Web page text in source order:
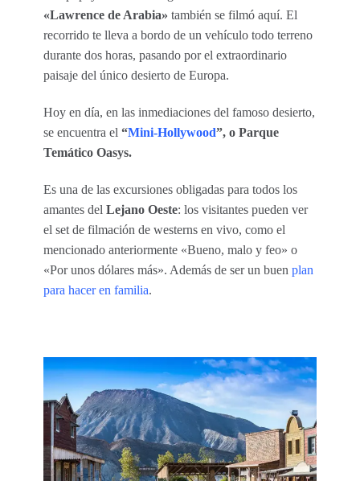
«Lawrence de Arabia» también se filmó aquí. El
recorrido te lleva a bordo de un vehículo todo terreno
durante dos horas, pasando por el extraordinario
paisaje del único desierto de Europa.
Hoy en día, en las inmediaciones del famoso desierto,
se encuentra el “Mini-Hollywood”, o Parque
Temático Oasys.
Es una de las excursiones obligadas para todos los
amantes del Lejano Oeste: los visitantes pueden ver
el set de filmación de westerns en vivo, como el
mencionado anteriormente «Bueno, malo y feo» o
«Por unos dólares más». Además de ser un buen plan
para hacer en familia.